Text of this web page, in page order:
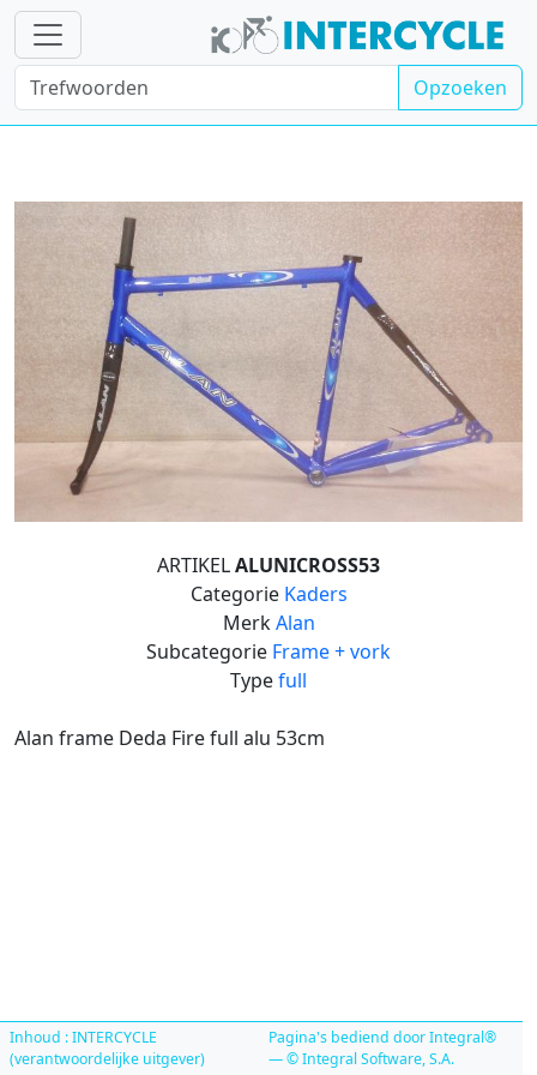
Opzoeken
ARTIKELALUNICROSS53
Categorie Kaders
MerkAlan
Subcategorie Frame + vork
Typefull
Alan frame Deda Fire full alu 53cm
Inhoud : INTERCYCLE
(verantwoordelijke uitgever)
Pagina's bediend door Integral®
— © Integral Software, S.A.